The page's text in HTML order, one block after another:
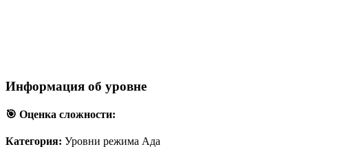
Информация об уровне
🎯 Оценка сложности:
Категория: Уровни режима Ада